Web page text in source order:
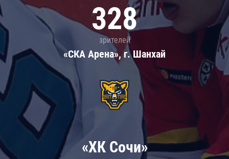
328
зрителей
«СКА Арена», г. Шанхай
«ХК Сочи»